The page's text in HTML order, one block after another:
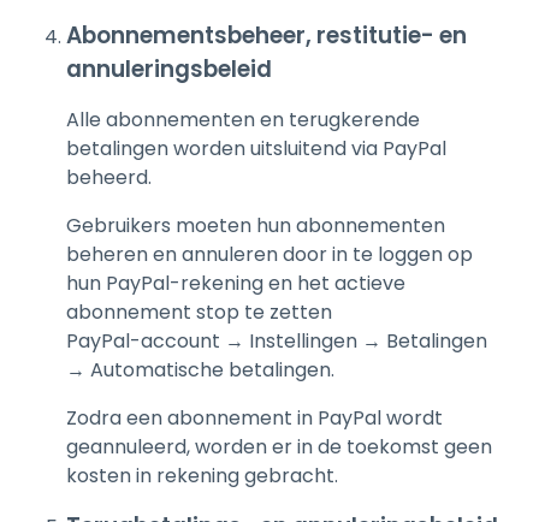
Abonnementsbeheer, restitutie- en
annuleringsbeleid
Alle abonnementen en terugkerende
betalingen worden uitsluitend via PayPal
beheerd.
Gebruikers moeten hun abonnementen
beheren en annuleren door in te loggen op
hun PayPal-rekening en het actieve
abonnement stop te zetten
PayPal-account → Instellingen → Betalingen
→ Automatische betalingen.
Zodra een abonnement in PayPal wordt
geannuleerd, worden er in de toekomst geen
kosten in rekening gebracht.